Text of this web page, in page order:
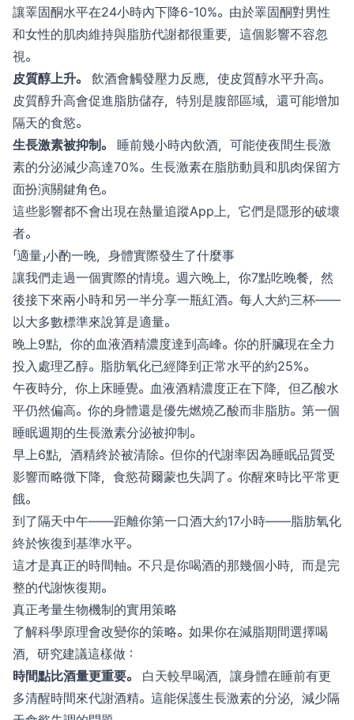
讓睪固酮水平在24小時內下降6-10%。由於睪固酮對男性
和女性的肌肉維持與脂肪代謝都很重要，這個影響不容忽
視。
皮質醇上升。
飲酒會觸發壓力反應，使皮質醇水平升高。
皮質醇升高會促進脂肪儲存，特別是腹部區域，還可能增加
隔天的食慾。
生長激素被抑制。
睡前幾小時內飲酒，可能使夜間生長激
素的分泌減少高達70%。生長激素在脂肪動員和肌肉保留方
面扮演關鍵角色。
這些影響都不會出現在熱量追蹤App上，它們是隱形的破壞
者。
「適量」小酌一晚，身體實際發生了什麼事
讓我們走過一個實際的情境。週六晚上，你7點吃晚餐，然
後接下來兩小時和另一半分享一瓶紅酒。每人大約三杯——
以大多數標準來說算是適量。
晚上9點，你的血液酒精濃度達到高峰。你的肝臟現在全力
投入處理乙醇。脂肪氧化已經降到正常水平的約25%。
午夜時分，你上床睡覺。血液酒精濃度正在下降，但乙酸水
平仍然偏高。你的身體還是優先燃燒乙酸而非脂肪。第一個
睡眠週期的生長激素分泌被抑制。
早上6點，酒精終於被清除。但你的代謝率因為睡眠品質受
影響而略微下降，食慾荷爾蒙也失調了。你醒來時比平常更
餓。
到了隔天中午——距離你第一口酒大約17小時——脂肪氧化
終於恢復到基準水平。
這才是真正的時間軸。不只是你喝酒的那幾個小時，而是完
整的代謝恢復期。
真正考量生物機制的實用策略
了解科學原理會改變你的策略。如果你在減脂期間選擇喝
酒，研究建議這樣做：
時間點比酒量更重要。
白天較早喝酒，讓身體在睡前有更
多清醒時間來代謝酒精。這能保護生長激素的分泌，減少隔